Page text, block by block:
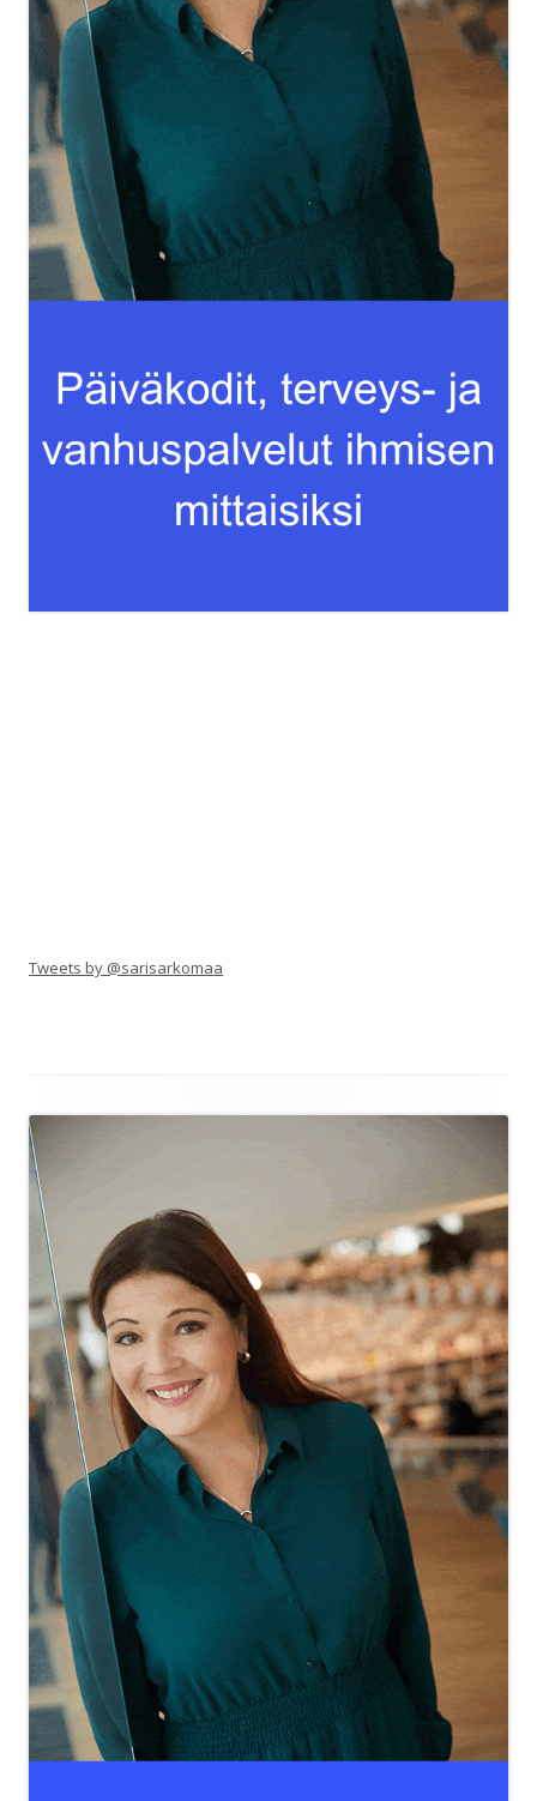
Tweets by @sarisarkomaa
sisältö